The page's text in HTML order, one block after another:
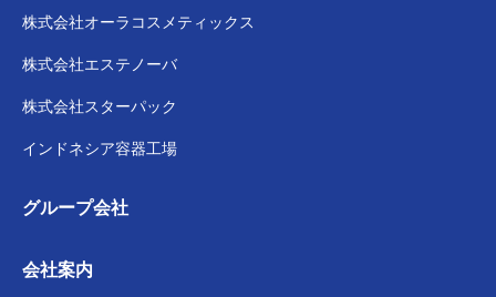
株式会社オーラコスメティックス
株式会社エステノーバ
株式会社スターパック
インドネシア容器工場
グループ会社
会社案内